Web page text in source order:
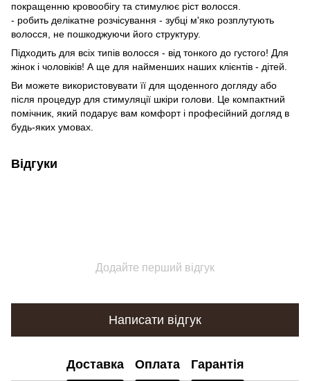
покращенню кровообігу та стимулює ріст волосся.
- робить делікатне розчісування - зубці м'яко розплутують
волосся, не пошкоджуючи його структуру.
Підходить для всіх типів волосся - від тонкого до густого! Для
жінок і чоловіків! А ще для найменших наших клієнтів - дітей.
Ви можете використовувати її для щоденного догляду або
після процедур для стимуляції шкіри голови. Це компактний
помічник, який подарує вам комфорт і професійний догляд в
будь-яких умовах.
Відгуки
Додайте перший відгук
Написати відгук
Доставка Оплата Гарантія